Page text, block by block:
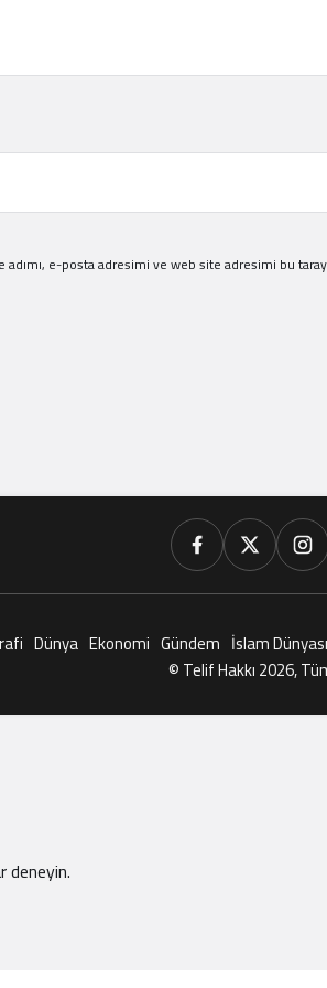
e-posta adresimi ve web site adresimi bu
Dünya Ekonomi Gündem İslam Dünyası
© Telif Hakkı 2026,